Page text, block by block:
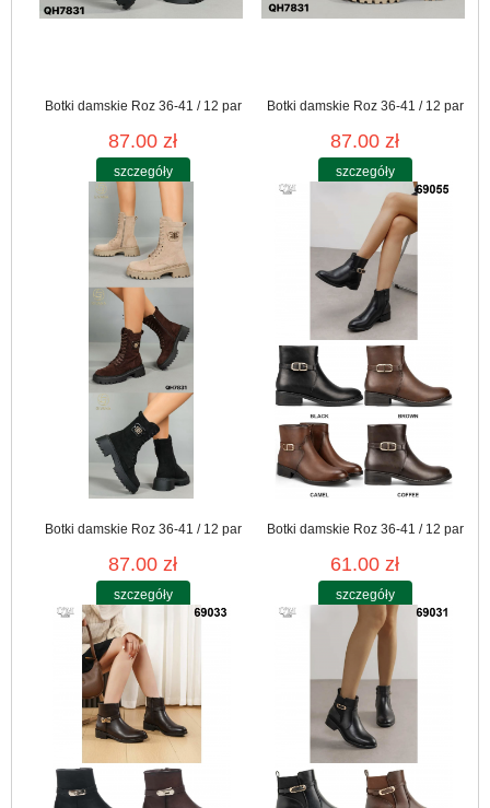
Botki damskie Roz 36-41 / 12 par
87.00 zł
szczegóły
Botki damskie Roz 36-41 / 12 par
87.00 zł
szczegóły
Botki damskie Roz 36-41 / 12 par
87.00 zł
szczegóły
Botki damskie Roz 36-41 / 12 par
61.00 zł
szczegóły